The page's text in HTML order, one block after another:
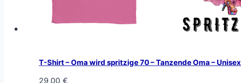
T-Shirt – Oma wird spritzige 70 – Tanzende Oma – Unisex
29,00 €